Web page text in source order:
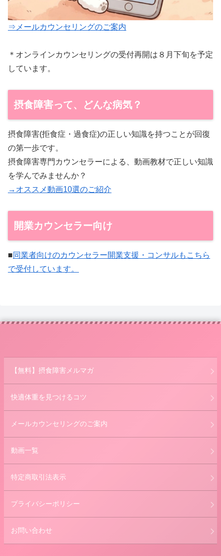
⇒メールカウンセリングのご案内
＊オンラインカウンセリングの受付再開は８月下旬を予定
しています。
摂食障害って、どんな病気？
摂食障害(拒食症・過食症)の正しい知識を持つことが回復
の第一歩です。
摂食障害専門カウンセラーによる、動画教材で正しい知識
を学んでみませんか？
→オススメ動画10選のご紹介
開業カウンセラー向け
■同業者向けのカウンセラー開業支援・コンサルもこちら
で受付しています。
【無料】摂食障害メルマガ
快適体重を見つけるコツ
メールカウンセリングのご案内
動画一覧
特定商取引法表示
プライバシーポリシー
お問い合わせ